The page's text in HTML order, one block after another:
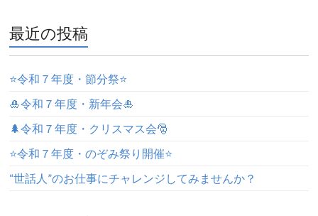
最近の投稿
⭐️令和７年度・節分祭⭐️
🎍令和７年度・新年会🎍
🌲令和７年度・クリスマス会🎅
⭐️令和７年度・のぞみ祭り開催⭐️
“世話人”のお仕事にチャレンジしてみませんか？